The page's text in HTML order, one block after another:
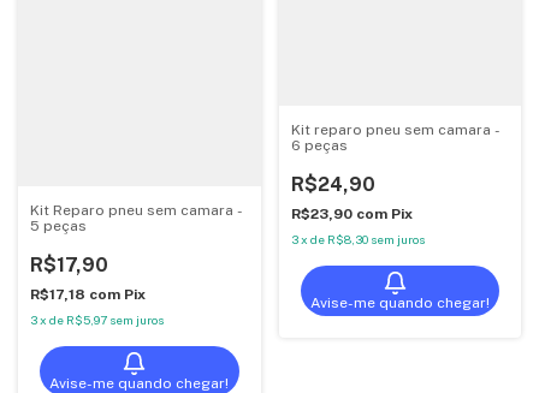
Kit Reparo pneu sem camara -
5 peças
R$17,90
R$17,18 com Pix
3x de R$5,97 sem juros
Avise-me quando chegar!
Kit reparo pneu sem camara -
6 peças
R$24,90
R$23,90 com Pix
3 x de R$8,30 sem juros
Avise-me quando chegar!